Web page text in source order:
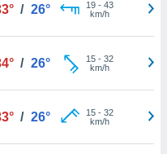
/ 26° 19- 43
km/h
/ 26° 15- 32
km/h
/ 26° 15- 32
km/h